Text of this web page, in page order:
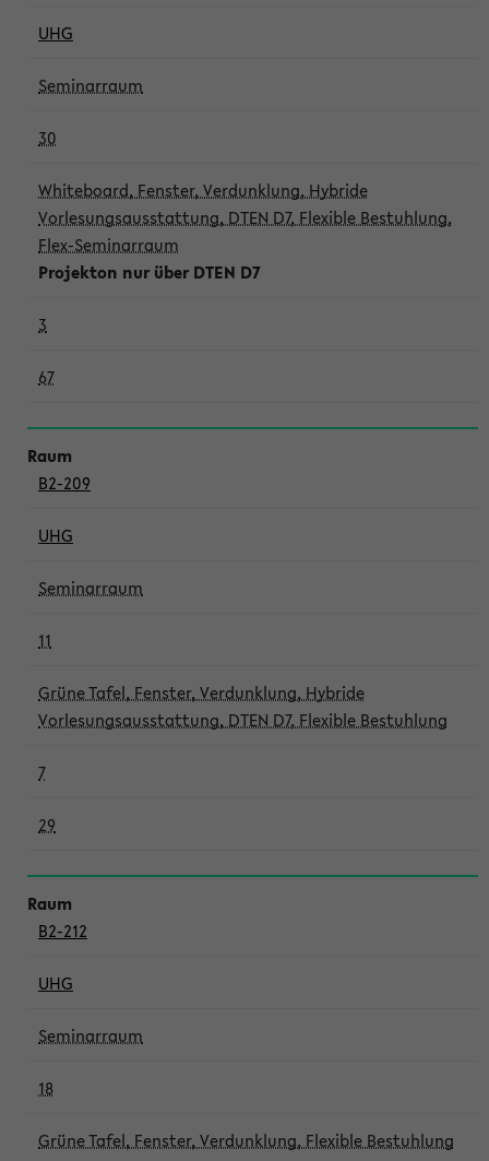
UHG
Seminarraum
30
Whiteboard, Fenster, Verdunklung, Hybride
Vorlesungsausstattung, DTEN D7, Flexible Bestuhlung,
Flex-Seminarraum
Projekton nur über DTEN D7
3
67
B2-209
UHG
Seminarraum
11
Grüne Tafel, Fenster, Verdunklung, Hybride
Vorlesungsausstattung, DTEN D7, Flexible Bestuhlung
7
29
B2-212
UHG
Seminarraum
18
Grüne Tafel, Fenster, Verdunklung, Flexible Bestuhlung